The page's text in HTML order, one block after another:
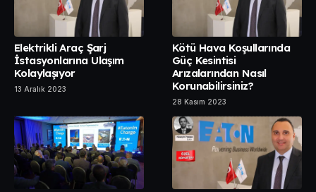
Elektrikli Araç Şarj
İstasyonlarına Ulaşım
Kolaylaşıyor
13 Aralık 2023
Kötü Hava Koşullarında
Güç Kesintisi
Arızalarından Nasıl
Korunabilirsiniz?
28 Kasım 2023